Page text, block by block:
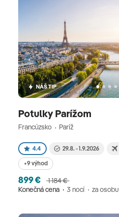
NÁŠ TIP
Potulky Parížom
Francúzsko Paríž
4.4 29.8. - 1.9.2026
+9 výhod
899 €
1 184 €
Konečná cena
3 nocí za osobu